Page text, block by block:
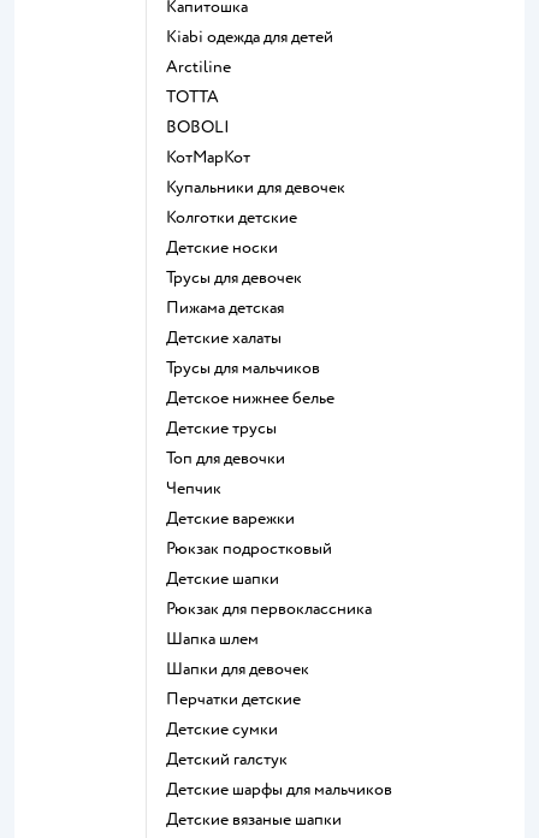
Капитошка
Kiabi одежда для детей
Arctiline
ТОТТА
BOBOLI
КотМарКот
Купальники для девочек
Колготки детские
Детские носки
Трусы для девочек
Пижама детская
Детские халаты
Трусы для мальчиков
Детское нижнее белье
Детские трусы
Топ для девочки
Чепчик
Детские варежки
Рюкзак подростковый
Детские шапки
Рюкзак для первоклассника
Шапка шлем
Шапки для девочек
Перчатки детские
Детские сумки
Детский галстук
Детские шарфы для мальчиков
Детские вязаные шапки